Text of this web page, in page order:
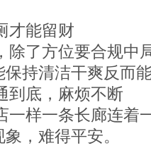
才能留财
除了方位要合规中
持清洁干爽反而
到底，麻烦不断
一样一条长廊连着
，难得平安。